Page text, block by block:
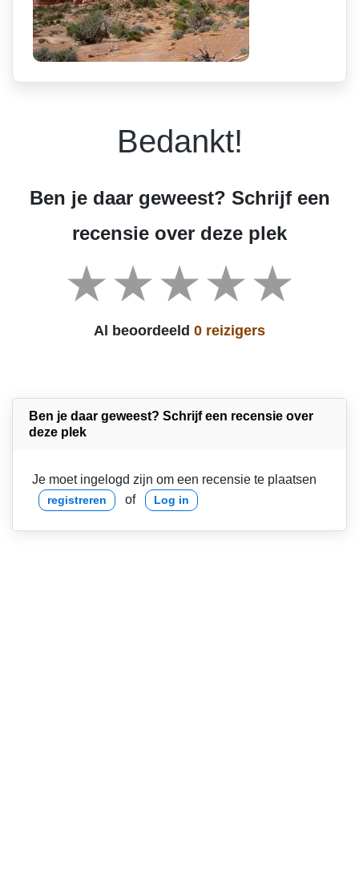
Bedankt!
Ben je daar geweest? Schrijf een
recensie over deze plek
Al beoordeeld 0 reizigers
Ben je daar geweest? Schrijf een recensie over
deze plek
Je moet ingelogd zijn om een recensie te plaatsen
registreren of Log in